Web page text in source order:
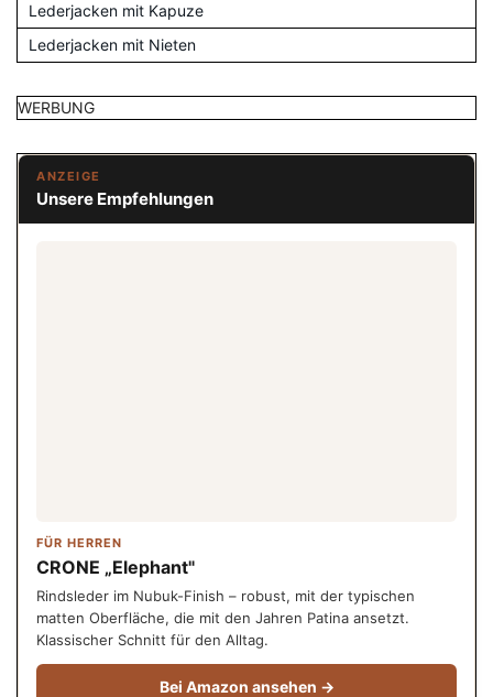
Lederjacken mit Kapuze
Lederjacken mit Nieten
WERBUNG
ANZEIGE
Unsere Empfehlungen
FÜR HERREN
CRONE „Elephant"
Rindsleder im Nubuk-Finish – robust, mit der typischen
matten Oberfläche, die mit den Jahren Patina ansetzt.
Klassischer Schnitt für den Alltag.
Bei Amazon ansehen →